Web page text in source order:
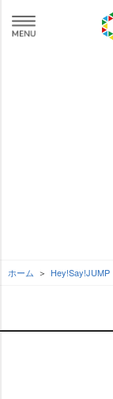
ホーム Hey!Say!JUMP